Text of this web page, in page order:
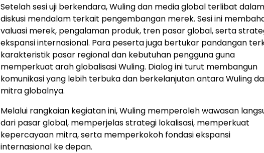
Setelah sesi uji berkendara, Wuling dan media global terlibat dalam
diskusi mendalam terkait pengembangan merek. Sesi ini
valuasi merek, pengalaman produk, tren pasar global, serta
ekspansi internasional. Para peserta juga bertukar pandangan
karakteristik pasar regional dan kebutuhan pengguna guna
memperkuat arah globalisasi Wuling. Dialog ini turut membangun
komunikasi yang lebih terbuka dan berkelanjutan antara Wuling
mitra globalnya.
Melalui rangkaian kegiatan ini, Wuling memperoleh wawasan
dari pasar global, memperjelas strategi lokalisasi, memperkuat
kepercayaan mitra, serta memperkokoh fondasi ekspansi
internasional ke depan.